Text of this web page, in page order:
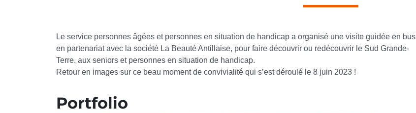
Le service personnes âgées et personnes en situation de handicap a organisé une visite guidée en bus
en partenariat avec la société La Beauté Antillaise, pour faire découvrir ou redécouvrir le Sud Grande-
Terre, aux seniors et personnes en situation de handicap.
Retour en images sur ce beau moment de convivialité qui s’est déroulé le 8 juin 2023 !
Portfolio